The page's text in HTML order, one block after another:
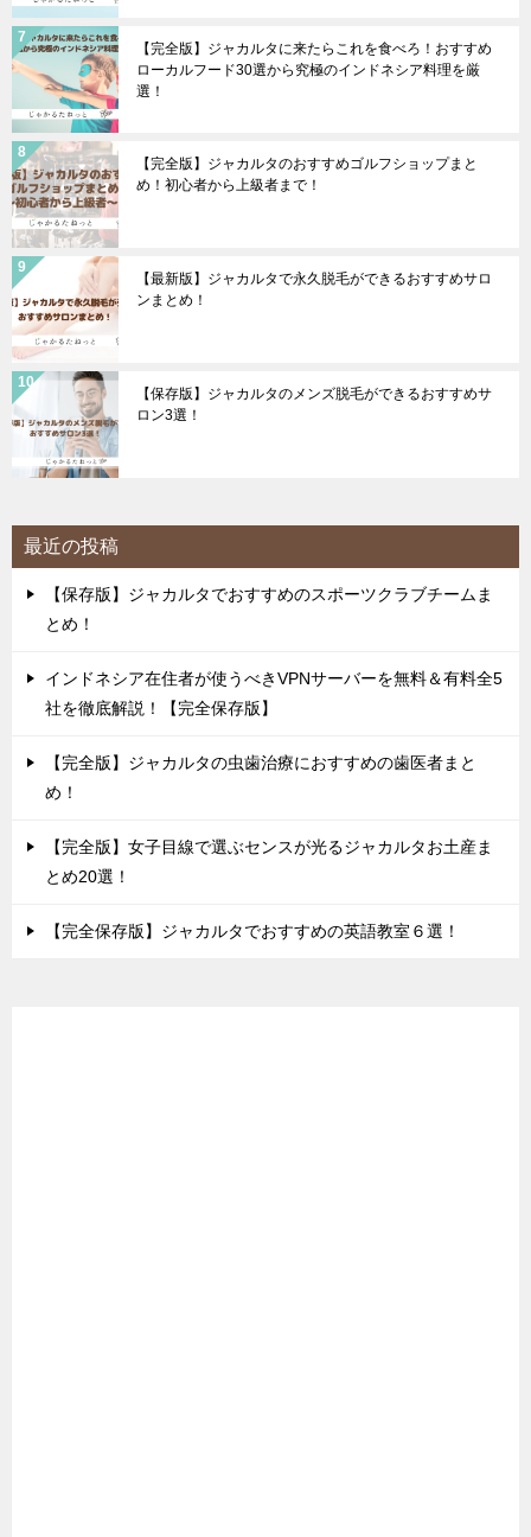
【完全版】ジャカルタに来たらこれを食べろ！おすすめ
ローカルフード30選から究極のインドネシア料理を厳
選！
【完全版】ジャカルタのおすすめゴルフショップまと
め！初心者から上級者まで！
【最新版】ジャカルタで永久脱毛ができるおすすめサロ
ンまとめ！
【保存版】ジャカルタのメンズ脱毛ができるおすすめサ
ロン3選！
最近の投稿
【保存版】ジャカルタでおすすめのスポーツクラブチームま
とめ！
インドネシア在住者が使うべきVPNサーバーを無料＆有料全5
社を徹底解説！【完全保存版】
【完全版】ジャカルタの虫歯治療におすすめの歯医者まと
め！
【完全版】女子目線で選ぶセンスが光るジャカルタお土産ま
とめ20選！
【完全保存版】ジャカルタでおすすめの英語教室６選！